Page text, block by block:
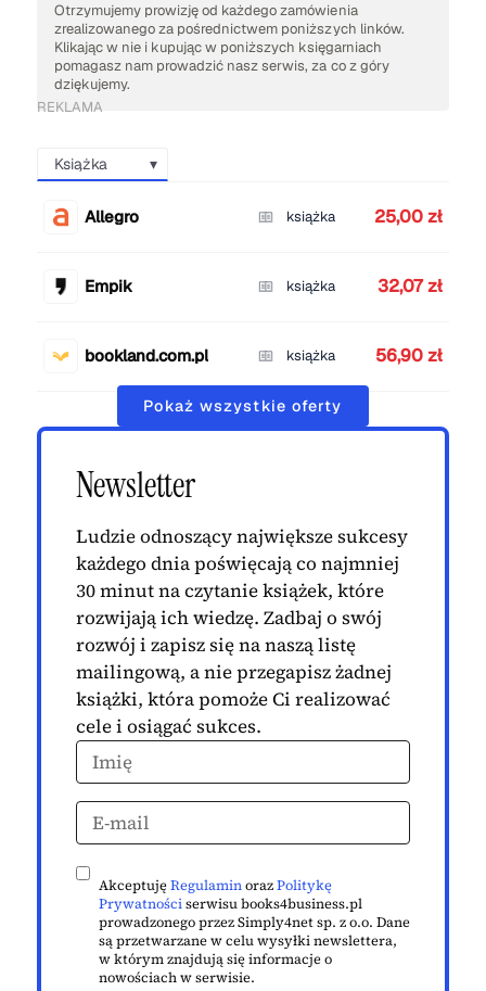
Otrzymujemy prowizję od każdego zamówienia
zrealizowanego za pośrednictwem poniższych linków.
Klikając w nie i kupując w poniższych księgarniach
pomagasz nam prowadzić nasz serwis, za co z góry
dziękujemy.
REKLAMA
Książka
Allegro książka 25,00 zł
Empik książka 32,07 zł
bookland.com.pl książka 56,90 zł
Pokaż wszystkie oferty
Newsletter
Ludzie odnoszący największe sukcesy
każdego dnia poświęcają co najmniej
30 minut na czytanie książek, które
rozwijają ich wiedzę. Zadbaj o swój
rozwój i zapisz się na naszą listę
mailingową, a nie przegapisz żadnej
książki, która pomoże Ci realizować
cele i osiągać sukces.
AkceptujęRegulaminorazPolitykę
Prywatnościserwisu books4business.pl
prowadzonego przez Simply4net sp. z o.o. Dane
są przetwarzane w celu wysyłki newslettera,
w którym znajdują się informacje o
nowościach w serwisie.